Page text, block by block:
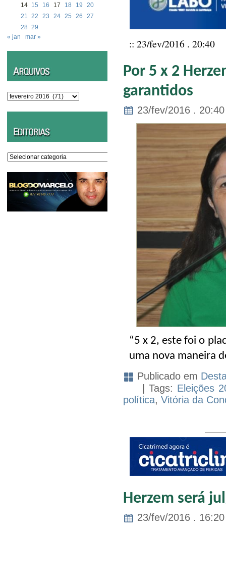
14
15 16 17 18 19
20
21 22 23 24 25 26
27
28 29
« jan
mar »
Arquivos
Editorias
:: 23/fev/2016 . 20:40
Por 5 x 2
garantidos
23/fev/2016 . 20:40
“5 x 2, este foi o
uma nova maneira
Publicado em
| Tags: Eleições
política, Vitória da
Herzem será
23/fev/2016 . 16:20